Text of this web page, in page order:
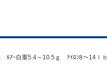
ｰ自重5.4～10.5ｇ ﾅｲﾛﾝ8～14ｌｂ